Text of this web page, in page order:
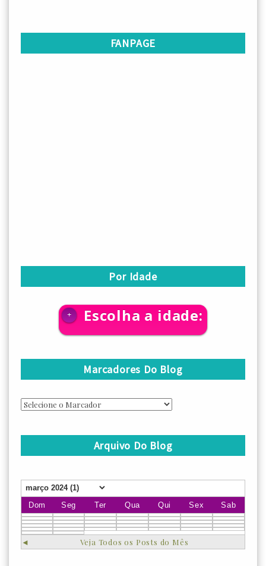
FANPAGE
Por Idade
+ Escolha a idade:
Marcadores Do Blog
Arquivo Do Blog
Dom Seg Ter Qua Qui Sex Sab
◄ Veja Todos os Posts do Mês